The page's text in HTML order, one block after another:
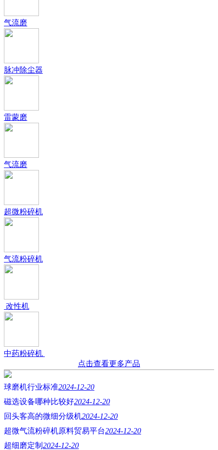
气流磨
脉冲除尘器
雷蒙磨
气流磨
超微粉碎机
气流粉碎机
改性机
中药粉碎机
点击查看更多产品
球磨机行业标准2024-12-20
磁选设备哪种比较好2024-12-20
回头客高的微细分级机2024-12-20
超微气流粉碎机原料贸易平台2024-12-20
超细磨定制 2024-12-20